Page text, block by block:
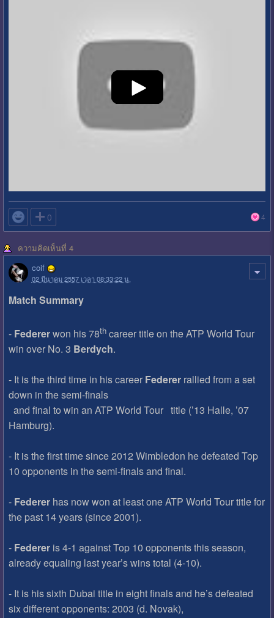
 0 4
ความคิดเห็นที่ 4
coif
02 มีนาคม 2557 เวลา 08:33:22 น.
Match Summary
- Federerwon his 78thcareer title on the ATP World Tour
win over No. 3 Berdych.
- It is the third time in his career Federerrallied from a set
down in the semi-finals
and final to win an ATP World Tour title (’13 Halle, ’07
Hamburg).
- It is the first time since 2012 Wimbledon he defeated Top
10 opponents in the semi-finals and final.
-Federerhas now won at least one ATP World Tour title for
the past 14 years (since 2001).
- Federeris 4-1 against Top 10 opponents this season,
already equaling last year’s wins total (4-10).
- It is his sixth Dubai title in eight finals and he’s defeated
six different opponents: 2003 (d. Novak),